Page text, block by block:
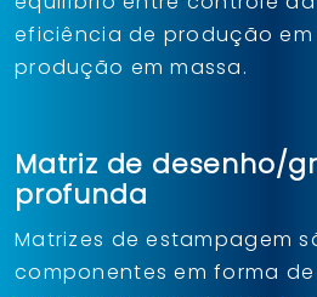
eficiência de produção
produção em massa.
Matriz de desenho/
profunda
Matrizes de estampagem
componentes em forma